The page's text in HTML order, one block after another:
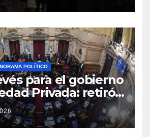
POLÍTICO
para el gobierno
Privada: retiró
que pretendía
la Ley de Manejo